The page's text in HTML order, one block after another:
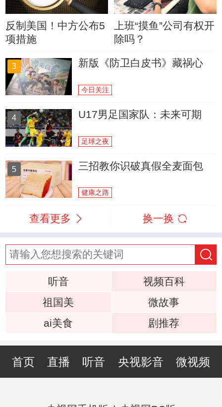
反制美国！中方公布5
项措施
上班“摸鱼”公司有权开
除吗？
3 新版《防卫白皮书》藏祸心
今日关注
4 U17男足国家队：未来可期
足球之夜
5 三招教你识破真假全麦面包
健康之路
查看更多 换一换
听音
视频百科
祖国美
微故事
ai美食
剧推荐
首页 直播 听音 央视影音 微视频